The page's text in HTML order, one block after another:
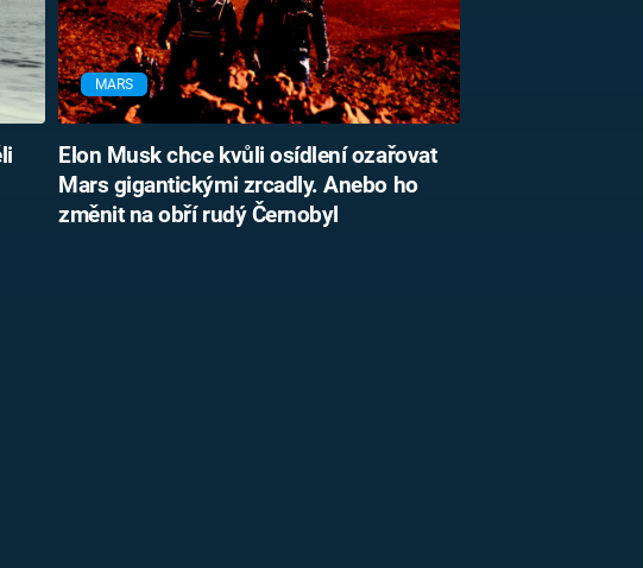
MARS
Elon Musk chce kvůli osídlení ozařovat
Mars gigantickými zrcadly. Anebo ho
změnit na obří rudý Černobyl